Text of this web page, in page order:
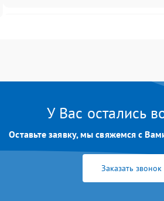
85
Перегрев из‑за пыли, износа
термопасты или неисправности
кулера
75
Выход из строя SSD или HDD:
медленная загрузка, ошибки
80
У Вас остались
Оставьте заявку, мы свяжемся с
Заказать звонок